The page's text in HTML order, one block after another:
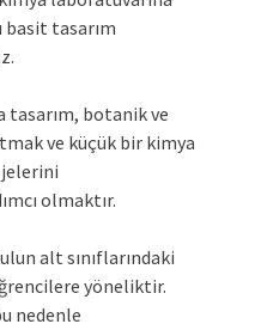
basit tasarım
tasarım, botanik ve
ve küçük bir kimya
olmaktır.
alt sınıflarındaki
yöneliktir.
nedenle